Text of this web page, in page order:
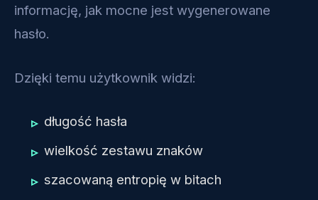
informację, jak mocne jest wygenerowane
hasło.
Dzięki temu użytkownik widzi:
długość hasła
wielkość zestawu znaków
szacowaną entropię w bitach